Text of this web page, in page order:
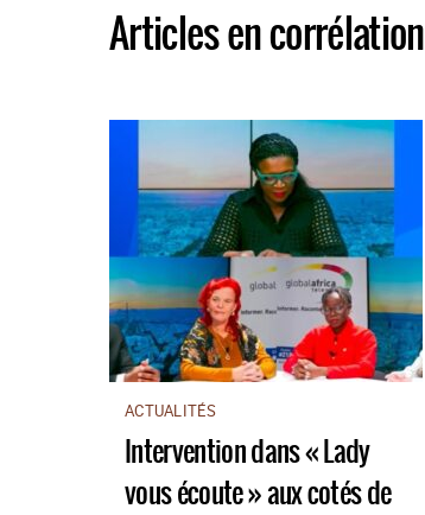
Articles en corrélation
ACTUALITÉS
Intervention dans « Lady
vous écoute » aux cotés de